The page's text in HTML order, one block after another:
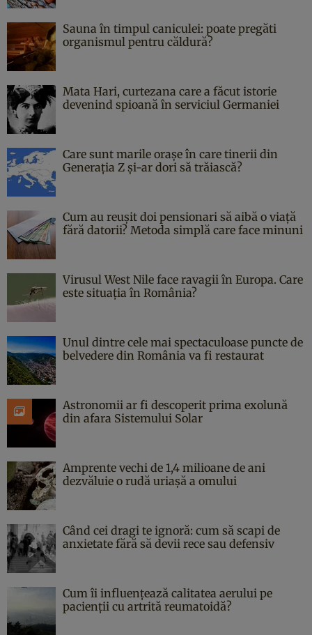
Sauna în timpul caniculei: poate pregăti
organismul pentru căldură?
Mata Hari, curtezana care a făcut istorie
devenind spioană în serviciul Germaniei
Care sunt marile orașe în care tinerii din
Generația Z și-ar dori să trăiască?
Cum au reușit doi pensionari să aibă o viață
fără datorii? Metoda simplă care face minuni
Virusul West Nile face ravagii în Europa. Care
este situația în România?
Unul dintre cele mai spectaculoase puncte de
belvedere din România va fi restaurat
Astronomii ar fi descoperit prima exolună
din afara Sistemului Solar
Amprente vechi de 1,4 milioane de ani
dezvăluie o rudă uriașă a omului
Când cei dragi te ignoră: cum să scapi de
anxietate fără să devii rece sau defensiv
Cum îi influențează calitatea aerului pe
pacienții cu artrită reumatoidă?